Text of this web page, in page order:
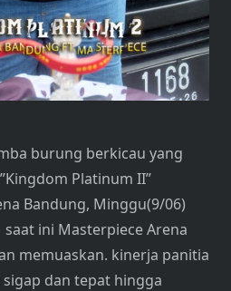
burung berkicau yang
Platinum II”
Bandung, Minggu(9/06)
saat ini Masterpiece Arena
memuaskan. kinerja panitia
dan tepat hingga